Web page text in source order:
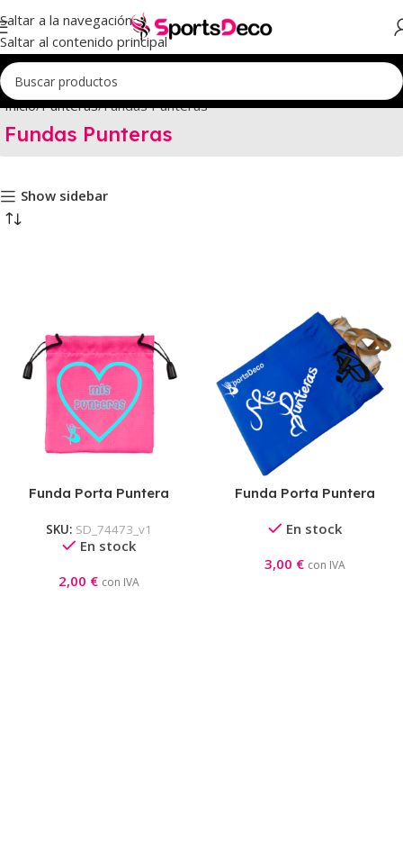
Saltar a la navegación
Saltar al contenido principal
Inicio Punteras Fundas Punteras
Fundas Punteras
Show sidebar
Funda Porta Puntera
SKU: SD_74473_v1
En stock
2,00 € con IVA
Funda Porta Puntera
En stock
3,00 € con IVA